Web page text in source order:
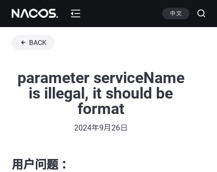
中文
BACK
parameter serviceName
is illegal, it should be
format
2024年9月26日
用户问题 ：